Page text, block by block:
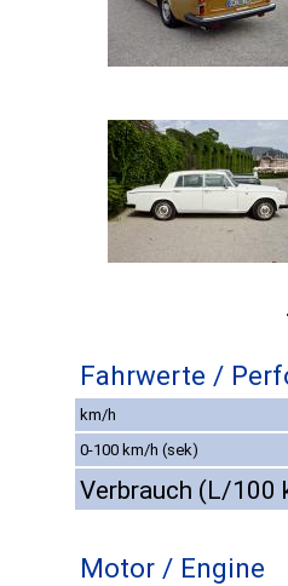
Fahrwerte /
km/h
0-100 km/h (sek)
Verbrauch (L/100
Motor / Engine